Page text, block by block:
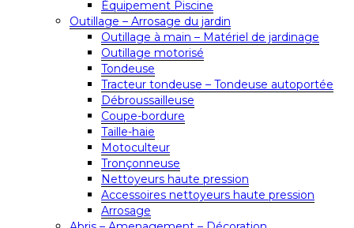
Équipement Piscine
Outillage – Arrosage du jardin
Outillage à main – Matériel de jardinage
Outillage motorisé
Tondeuse
Tracteur tondeuse – Tondeuse autoportée
Débroussailleuse
Coupe-bordure
Taille-haie
Motoculteur
Tronçonneuse
Nettoyeurs haute pression
Accessoires nettoyeurs haute pression
Arrosage